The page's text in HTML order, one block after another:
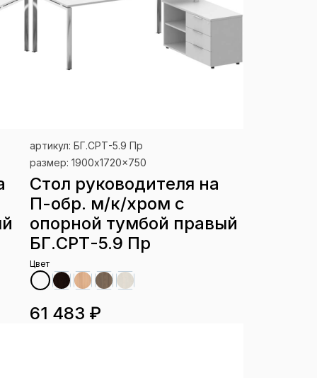
артикул: БГ.СРТ-5.9 Пр
размер: 1900x1720x750
Стол руководителя на
П-обр. м/к/хром с
опорной тумбой правый
БГ.СРТ-5.9 Пр
Цвет
61 483 ₽